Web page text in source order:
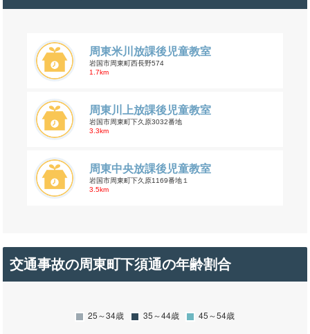
周東米川放課後児童教室
岩国市周東町西長野574
1.7km
周東川上放課後児童教室
岩国市周東町下久原3032番地
3.3km
周東中央放課後児童教室
岩国市周東町下久原1169番地１
3.5km
交通事故の周東町下須通の年齢割合